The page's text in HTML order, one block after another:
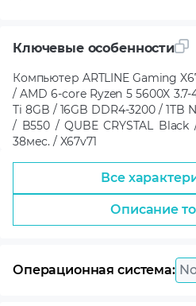
Ключевые особенности
Компьютер ARTLINE Gaming
/ AMD 6-core Ryzen 5 5600X
Ti 8GB / 16GB DDR4-3200 / 1TB
/ B550 / QUBE CRYSTAL
38мес. / X67v71
Все
Описание
Операционная система: